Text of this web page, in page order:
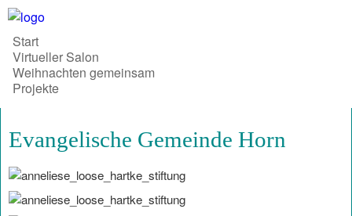
Start
Virtueller Salon
Weihnachten gemeinsam
Projekte
Evangelische Gemeinde Horn